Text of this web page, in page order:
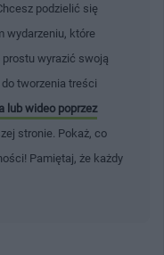
podzielić się
wydarzeniu, które
wyrazić swoją
tworzenia treści
lub wideo poprzez
stronie. Pokaż, co
Pamiętaj, że każdy